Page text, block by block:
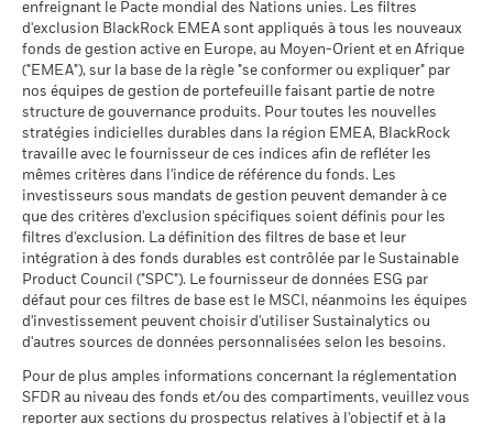
Moyenne pondérée de
l'intensité carbone MSCI
(tonnes de CO2e/M$ de
ventes)
au 17/juil./2026
% des avoirs à l'égard
desquels des données ESG
au 17/juil./2026
94,03
Pointage de qualité ESG
MSCI - centile par rapport aux
pairs
au -
Fonds dans le groupe de
pairs
au 17/juil./2026
17
% de couverture MSCI
Weighted Average Carbon
Intensity
67,66
Données sur la
participation aux secteurs
d'activité
au 30/juin/2026
19,09%
Pourcentage des avoirs du
fonds à l'égard desquels
des données ne sont pas
disponibles
au 30/juin/2026
L'exposition de BlackRock aux secteurs d'activité, telle qu'elle
est indiquée ci-dessus, pour le charbon thermique et les
sables bitumineux, est calculée et déclarée pour les
entreprises qui tirent plus de 5 % de leurs revenus du
charbon thermique ou des sables bitumineux, tel que défini
par MSCI ESG Research. L’exposition aux entreprises qui
génèrent des revenus à partir du charbon thermique ou des
Voir tous les documents
enfreignant le Pacte mondial des Nations unies. Les filtres
d'exclusion BlackRock EMEA sont appliqués à tous les nouveaux
fonds de gestion active en Europe, au Moyen-Orient et en Afrique
("EMEA"), sur la base de la règle "se conformer ou expliquer" par
nos équipes de gestion de portefeuille faisant partie de notre
structure de gouvernance produits. Pour toutes les nouvelles
stratégies indicielles durables dans la région EMEA, BlackRock
travaille avec le fournisseur de ces indices afin de refléter les
mêmes critères dans l'indice de référence du fonds. Les
investisseurs sous mandats de gestion peuvent demander à ce
que des critères d'exclusion spécifiques soient définis pour les
filtres d'exclusion. La définition des filtres de base et leur
intégration à des fonds durables est contrôlée par le Sustainable
Product Council ("SPC"). Le fournisseur de données ESG par
défaut pour ces filtres de base est le MSCI, néanmoins les équipes
d'investissement peuvent choisir d'utiliser Sustainalytics ou
d'autres sources de données personnalisées selon les besoins.
Pour de plus amples informations concernant la réglementation
SFDR au niveau des fonds et/ou des compartiments, veuillez vous
reporter aux sections du prospectus relatives à l'objectif et à la